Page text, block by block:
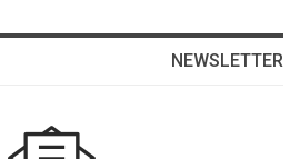
NEWSLETTER